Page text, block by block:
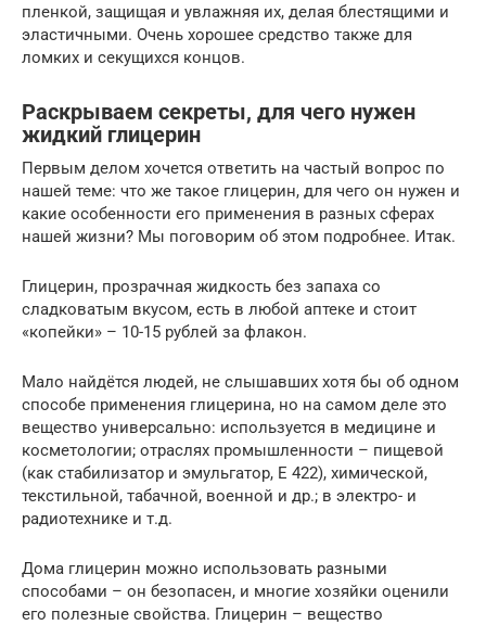
пленкой, защищая и увлажняя их, делая блестящими и
эластичными. Очень хорошее средство также для
ломких и секущихся концов.
Раскрываем секреты, для чего нужен
жидкий глицерин
Первым делом хочется ответить на частый вопрос по
нашей теме: что же такое глицерин, для чего он нужен и
какие особенности его применения в разных сферах
нашей жизни? Мы поговорим об этом подробнее. Итак.
Глицерин, прозрачная жидкость без запаха со
сладковатым вкусом, есть в любой аптеке и стоит
«копейки» – 10-15 рублей за флакон.
Мало найдётся людей, не слышавших хотя бы об одном
способе применения глицерина, но на самом деле это
вещество универсально: используется в медицине и
косметологии; отраслях промышленности – пищевой
(как стабилизатор и эмульгатор, Е 422), химической,
текстильной, табачной, военной и др.; в электро- и
радиотехнике и т.д.
Дома глицерин можно использовать разными
способами – он безопасен, и многие хозяйки оценили
его полезные свойства. Глицерин – вещество